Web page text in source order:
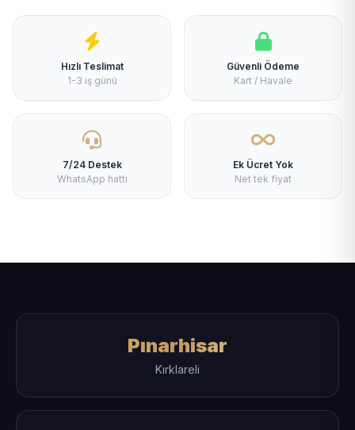
Hızlı Teslimat
1-3 iş günü
Güvenli Ödeme
Kart / Havale
7/24 Destek
WhatsApp hattı
Ek Ücret Yok
Net tek fiyat
Pınarhisar
Kırklareli